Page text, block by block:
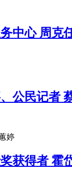
中心 周克
公民记者
婷
获得者 霍